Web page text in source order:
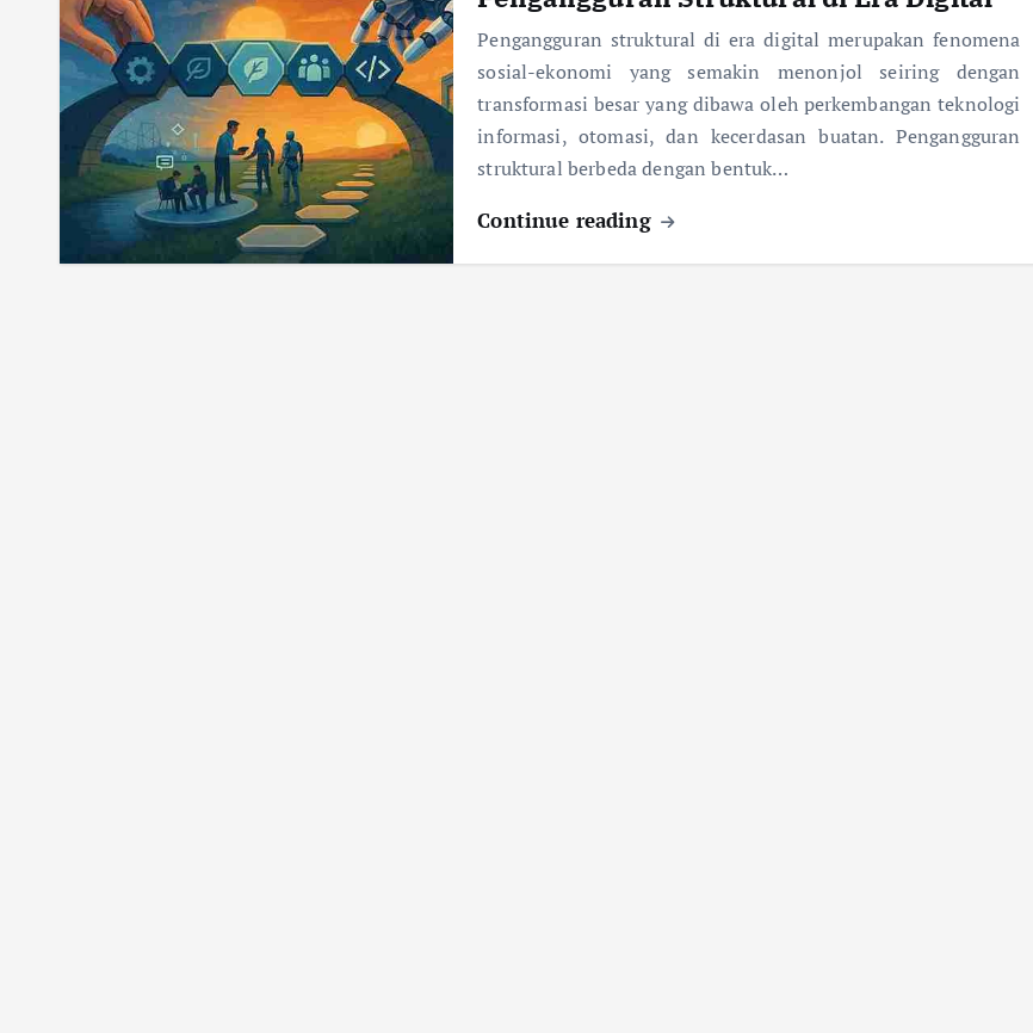
Pengangguran struktural di era digital merupakan fenomena
sosial-ekonomi yang semakin menonjol seiring dengan
transformasi besar yang dibawa oleh perkembangan teknologi
informasi, otomasi, dan kecerdasan buatan. Pengangguran
struktural berbeda dengan bentuk…
Continue reading